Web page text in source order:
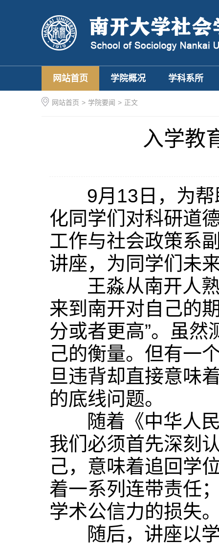
网站首页 学院概况 学科系所
网站首页 > 学院要闻 > 正文
入学教
9月13日，为帮
化同学们对科研道
工作与社会政策系
讲座，为同学们未
王淼从南开人熟
来到南开对自己的
分或者更高”。虽然
己的衡量。但有一
旦违背却直接意味
的底线问题。
随着《中华人民
我们必须首先深刻
己，意味着追回学
着一系列连带责任
学术公信力的损失
随后，讲座以学